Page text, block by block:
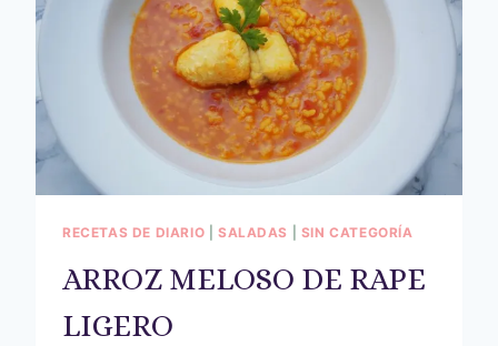
RECETAS DE DIARIO SALADAS SIN CATEGORÍA
ARROZ MELOSO DE RAPE
LIGERO